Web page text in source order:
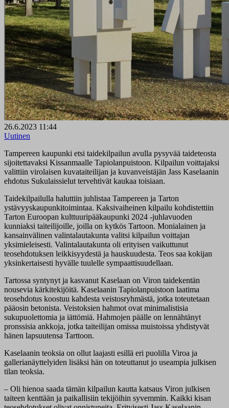
26.6.2023 11:44
Uutinen
Tampereen kaupunki etsi taidekilpailun avulla pysyvää taideteosta
sijoitettavaksi Kissanmaalle Tapiolanpuistoon. Kilpailun voittajaksi
valittiin virolaisen kuvataiteilijan ja kuvanveistäjän Jass Kaselaanin
ehdotus Sukulaissielut tervehtivät kaukaa toisiaan.
Taidekilpailulla haluttiin juhlistaa Tampereen ja Tarton
ystävyyskaupunkitoimintaa. Kaksivaiheinen kilpailu kohdistettiin
Tarton Euroopan kulttuuripääkaupunki 2024 -juhlavuoden
kunniaksi taiteilijoille, joilla on kytkös Tartoon. Monialainen ja
kansainvälinen valintalautakunta valitsi kilpailun voittajan
yksimieleisesti. Valintalautakunta oli erityisen vaikuttunut
teosehdotuksen leikkisyydestä ja hauskuudesta. Teos saa kokijan
yksinkertaisesti hyvälle tuulelle sympaattisuudellaan.
Tartossa syntynyt ja kasvanut Kaselaan on Viron taidekentän
nousevia kärkitekijöitä. Kaselaanin Tapiolanpuistoon laatima
teosehdotus koostuu kahdesta veistosryhmästä, jotka toteutetaan
pääosin betonista. Veistoksien hahmot ovat minimalistisia
sukupuolettomia ja iättömiä. Hahmojen päälle on lennähtänyt
pronssisia ankkoja, jotka taiteilijan omissa muistoissa yhdistyvät
hänen lapsuutensa Tarttoon.
Kaselaanin teoksia on ollut laajasti esillä eri puolilla Viroa ja
gallerianäyttelyiden lisäksi hän on toteuttanut jo useampia julkisen
tilan teoksia.
– Oli hienoa saada tämän kilpailun kautta katsaus Viron julkisen
taiteen kenttään ja paikallisiin tekijöihin syvemmin. Kaikki kisan